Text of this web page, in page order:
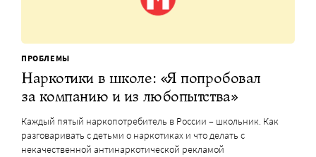
ПРОБЛЕМЫ
Наркотики в школе: «Я попробовал
за компанию и из любопытства»
Каждый пятый наркопотребитель в России – школьник. Как
разговаривать с детьми о наркотиках и что делать с
некачественной антинаркотической рекламой